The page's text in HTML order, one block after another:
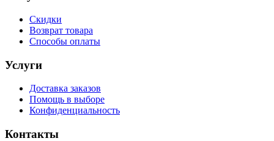
Скидки
Возврат товара
Способы оплаты
Услуги
Доставка заказов
Помощь в выборе
Конфиденциальность
Контакты